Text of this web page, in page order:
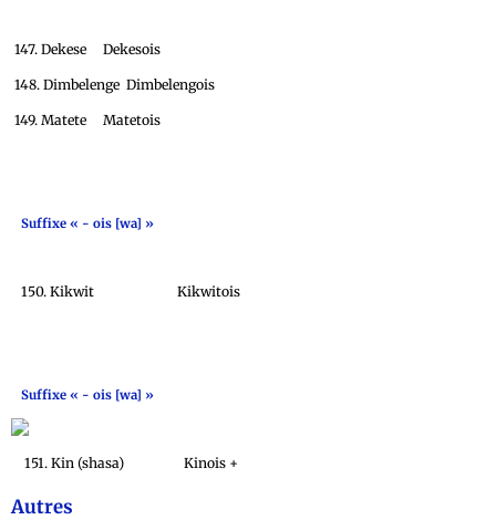
147. Dekese Dekesois
148. Dimbelenge Dimbelengois
149. Matete Matetois
Suffixe « - ois [wa] »
150. Kikwit Kikwitois
Suffixe « - ois [wa] »
151. Kin (shasa) Kinois +
Autres